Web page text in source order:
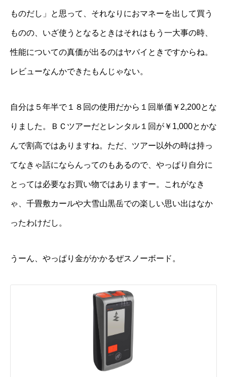
ものだし」と思って、 それなりにおマネーを出して買う
ものの、いざ使うとなるときはそれはもう一大事の時、
性能についての真価が出るのはヤバイときですからね。
レビューなんかできたもんじゃない。
自分は５年半で１８回の使用だから１回単価￥2,200とな
りました。ＢＣツアーだとレンタル１回が￥1,000とかな
んで割高ではありますね。ただ、ツアー以外の時は持っ
てなきゃ話にならんってのもあるので、やっぱり自分に
とっては必要なお買い物ではありますー。これがなき
ゃ、千畳敷カールや大雪山黒岳での楽しい思い出はなか
ったわけだし 。
うーん、やっぱり金がかかるぜスノーボード。